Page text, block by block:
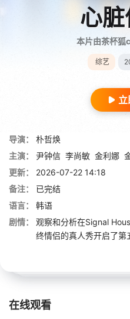
心
本片由茶杯
综艺
导演：
朴哲焕
主演：
尹钟信 李尚敏 金利娜
更新：
2026-07-22 14:18
备注：
已完结
语言：
韩语
剧情：
观察和分析在Signal
终情侣的真人秀开启了第
在线观看